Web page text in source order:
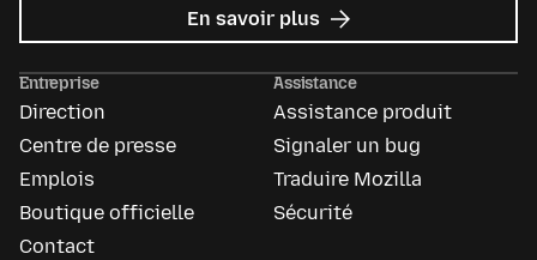
En savoir plus sur
Mozilla
Entreprise
Direction
Centre de presse
Emplois
Boutique officielle
Contact
Assistance
Assistance produit
Signaler un bug
Traduire Mozilla
Sécurité